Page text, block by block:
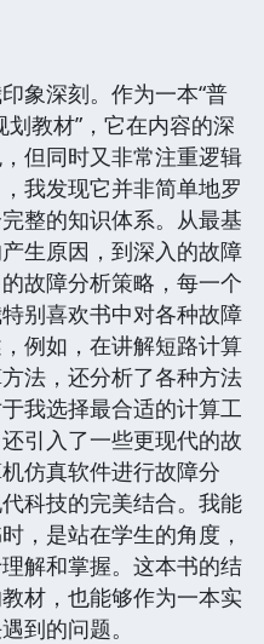
象深刻。作为一本“普
划教材”，它在内容的深
但同时又非常注重逻辑
我发现它并非简单地罗
整的知识体系。从最基
生原因，到深入的故障
故障分析策略，每一个
别喜欢书中对各种故障
例如，在讲解短路计算
法，还分析了各种方法
我选择最合适的计算工
引入了一些更现代的故
仿真软件进行故障分
科技的完美结合。我能
，是站在学生的角度，
解和掌握。这本书的结
材，也能够作为一本实
到的问题。